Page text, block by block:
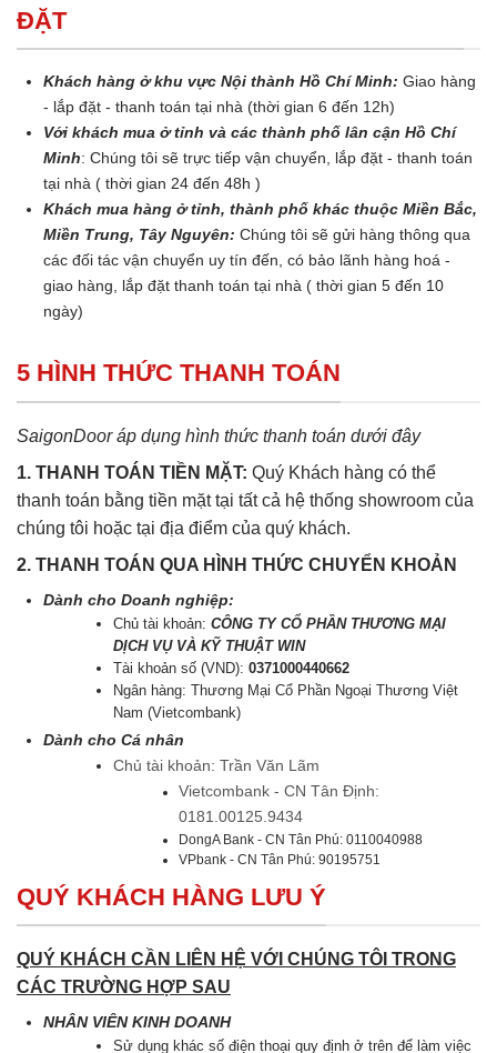
ĐẶT
Khách hàng ở khu vực Nội thành Hồ Chí Minh: Giao hàng
- lắp đặt - thanh toán tại nhà (thời gian 6 đến 12h)
Với khách mua ở tỉnh và các thành phố lân cận Hồ Chí
Minh: Chúng tôi sẽ trực tiếp vận chuyển, lắp đặt - thanh toán
tại nhà ( thời gian 24 đến 48h )
Khách mua hàng ở tỉnh, thành phố khác thuộc Miền Bắc,
Miền Trung, Tây Nguyên: Chúng tôi sẽ gửi hàng thông qua
các đối tác vận chuyển uy tín đến, có bảo lãnh hàng hoá -
giao hàng, lắp đặt thanh toán tại nhà ( thời gian 5 đến 10
ngày)
5 HÌNH THỨC THANH TOÁN
SaigonDoor áp dụng hình thức thanh toán dưới đây
1. THANH TOÁN TIỀN MẶT: Quý Khách hàng có thể
thanh toán bằng tiền mặt tại tất cả hệ thống showroom của
chúng tôi hoặc tại địa điểm của quý khách.
2. THANH TOÁN QUA HÌNH THỨC CHUYỂN KHOẢN
Dành cho Doanh nghiệp:
Chủ tài khoản:CÔNG TY CỔ PHẦN THƯƠNG MẠI
DỊCH VỤ VÀ KỸ THUẬT WIN
Tài khoản số (VND):0371000440662
Ngân hàng: Thương Mại Cổ Phần Ngoại Thương Việt
Nam (Vietcombank)
Dành cho Cá nhân
Chủ tài khoản: Trần Văn Lãm
Vietcombank - CN Tân Định:
0181.00125.9434
DongA Bank - CN Tân Phú: 0110040988
VPbank - CN Tân Phú: 90195751
QUÝ KHÁCH HÀNG LƯU Ý
QUÝ KHÁCH CẦN LIÊN HỆ VỚI CHÚNG TÔI TRONG
CÁC TRƯỜNG HỢP SAU
NHÂN VIÊN KINH DOANH
Sử dụng khác số điện thoại quy định ở trên để làm việc